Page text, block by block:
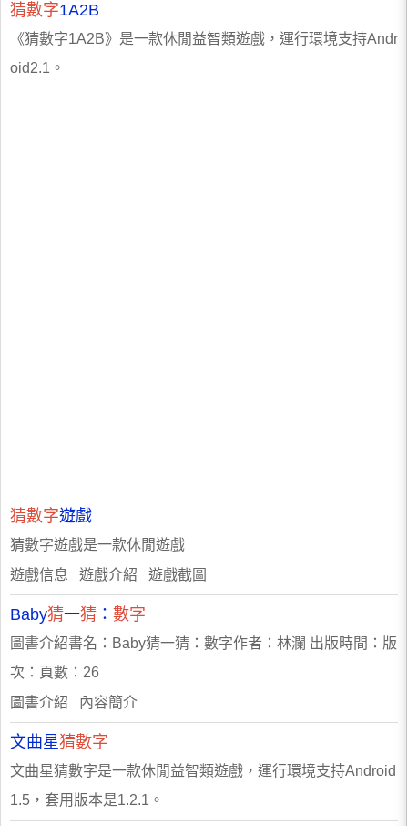
猜數字1A2B
《猜數字1A2B》是一款休閒益智類遊戲，運行環境支持Andr
oid2.1。
猜數字遊戲
猜數字遊戲是一款休閒遊戲
遊戲信息 遊戲介紹 遊戲截圖
Baby猜一猜 ： 數字
圖書介紹書名：Baby猜一猜：數字作者：林瀾 出版時間：版
次：頁數：26
圖書介紹 內容簡介
文曲星猜數字
文曲星猜數字是一款休閒益智類遊戲，運行環境支持Android
1.5，套用版本是1.2.1。